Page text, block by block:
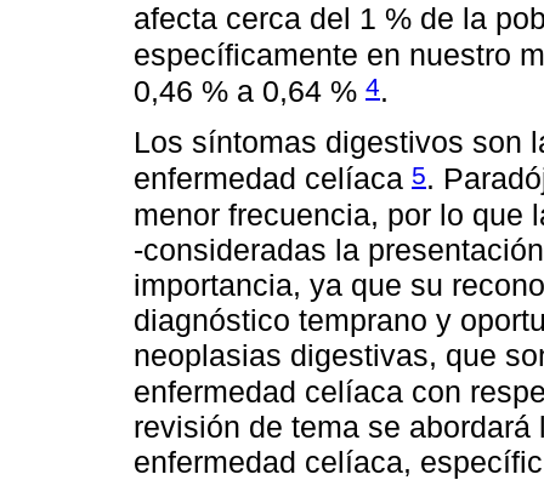
afecta cerca del 1 % de la
específicamente en nuestro
0,46 % a 0,64 % 4.
Los síntomas digestivos son
enfermedad celíaca 5.
menor frecuencia, por lo que
-consideradas la
importancia, ya que su
diagnóstico temprano y
neoplasias digestivas, que
enfermedad celíaca con
revisión de tema se
enfermedad celíaca,